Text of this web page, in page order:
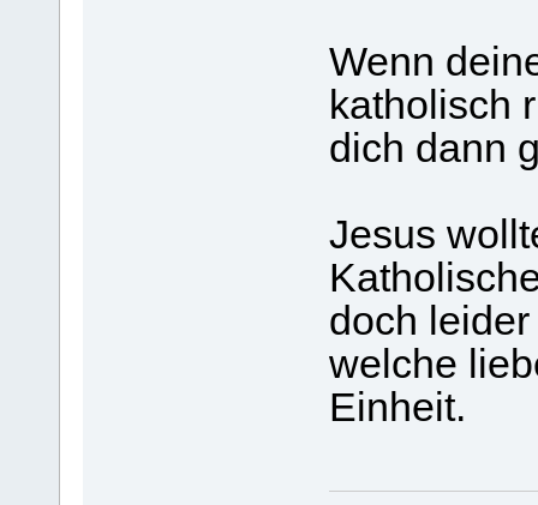
Wenn
katholisch
dich dann
Jesus
doch
welche
Einheit.